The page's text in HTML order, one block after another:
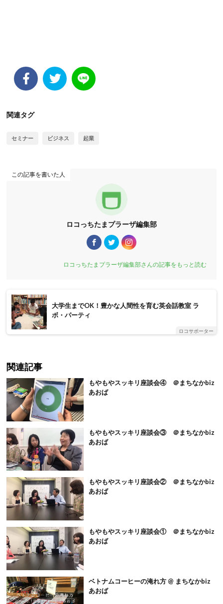
関連タグ
セミナー ビジネス 起業
この記事を書いた人
ロコっちたまプラーザ編集部
ロコっちたまプラーザ編集部さんの記事をもっと読む
大学生までOK！豊かな人間性を育む英会話教室 ラ
ボ・パーティ
ロコサポーター
関連記事
もやもやスッキリ座談会④ ＠まちなかbiz
あおば
もやもやスッキリ座談会③ ＠まちなかbiz
あおば
もやもやスッキリ座談会② ＠まちなかbiz
あおば
もやもやスッキリ座談会① ＠まちなかbiz
あおば
ベトナムコーヒーの淹れ方 @ まちなかbiz
あおば